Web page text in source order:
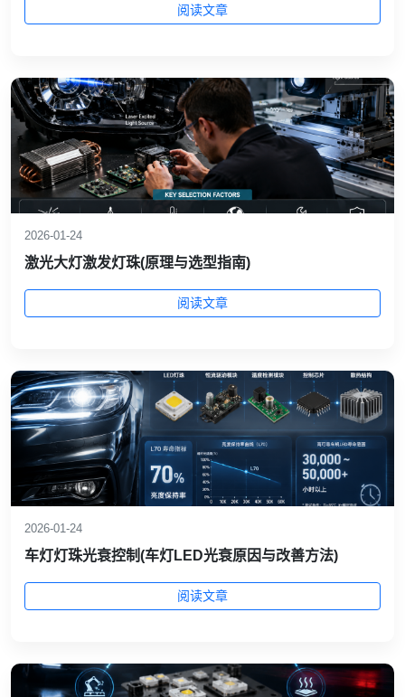
阅读文章
2026-01-24
激光大灯激发灯珠(原理与选型指南)
阅读文章
2026-01-24
车灯灯珠光衰控制(车灯LED光衰原因与改善方法)
阅读文章